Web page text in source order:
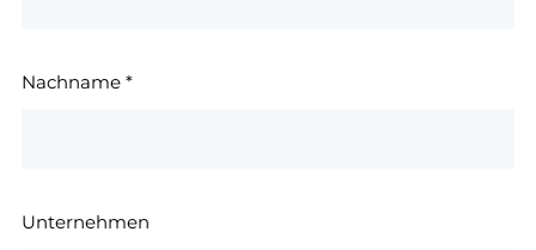
Nachname *
Unternehmen